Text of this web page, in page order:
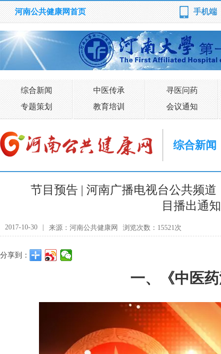
河南公共健康网首页 手机端
综合新闻 中医传承
寻医问药
专题策划
教育培训 会议通知
综合新闻
节目预告 | 河南广播电视台公共频
目播出通
2017-10-30 来源：河南公共健康网 浏览次数：15521次
分享到：
一、《中医